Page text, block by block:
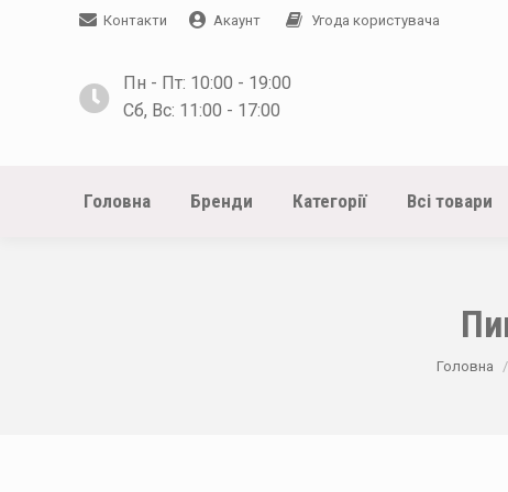
Контакти Акаунт Угода користувача
Пн - Пт: 10:00 - 19:00
Сб, Вс: 11:00 - 17:00
Головна Бренди Категорії Всі товари
You are
Головна